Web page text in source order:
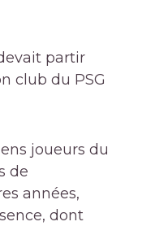
partir
club du PSG
joueurs du
de
années,
dont